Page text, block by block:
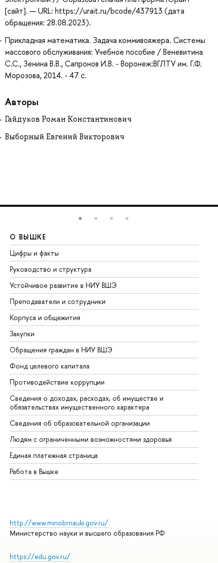
[сайт]. — URL: https://urait.ru/bcode/437913 (дата
обращения: 28.08.2023).
Прикладная математика. Задача коммивояжера. Системы
массового обслуживания: Учебное пособие / Веневитина
С.С., Зенина В.В., Сапронов И.В. - Воронеж:ВГЛТУ им. Г.Ф.
Морозова, 2014. - 47 с.
Авторы
Гайдуков Роман Константинович
Выборный Евгений Викторович
О ВЫШКЕ
Цифры и факты
Руководство и структура
Устойчивое развитие в НИУ ВШЭ
Преподаватели и сотрудники
Корпуса и общежития
Закупки
Обращения граждан в НИУ ВШЭ
Фонд целевого капитала
Противодействие коррупции
Сведения о доходах, расходах, об имуществе и
обязательствах имущественного характера
Сведения об образовательной организации
Людям с ограниченными возможностями здоровья
Единая платежная страница
Работа в Вышке
http://www.minobrnauki.gov.ru/
Министерство науки и высшего образования РФ
https://edu.gov.ru/